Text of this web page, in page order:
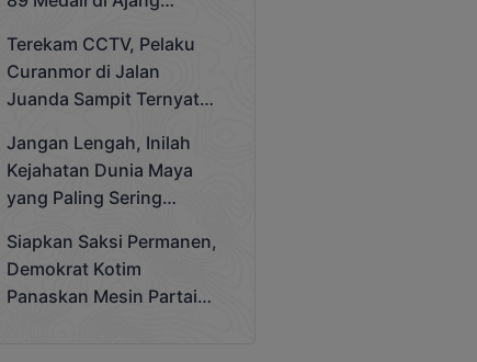
Cup 2025
Terekam CCTV, Pelaku
Curanmor di Jalan
Juanda Sampit Ternyata
Jangan Lengah, Inilah
Kejahatan Dunia Maya
yang Paling Sering
Siapkan Saksi Permanen,
Demokrat Kotim
Panaskan Mesin Partai